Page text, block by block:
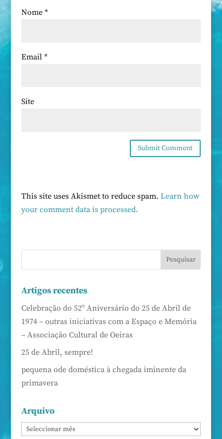
Nome *
Email *
Site
This site uses Akismet to reduce spam. Learn how
your comment data is processed.
Artigos recentes
Celebração do 52º Aniversário do 25 de Abril de
1974 – outras iniciativas com a Espaço e Memória
– Associação Cultural de Oeiras
25 de Abril, sempre!
pequena ode doméstica à chegada iminente da
primavera
Arquivo